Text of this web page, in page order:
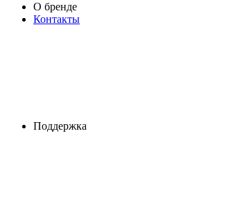
О бренде
Контакты
Поддержка